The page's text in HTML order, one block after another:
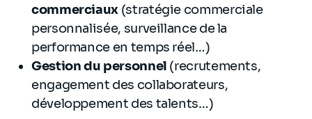
commerciaux (stratégie commerciale
personnalisée, surveillance de la
performance en temps réel…)
Gestion du personnel (recrutements,
engagement des collaborateurs,
développement des talents…)